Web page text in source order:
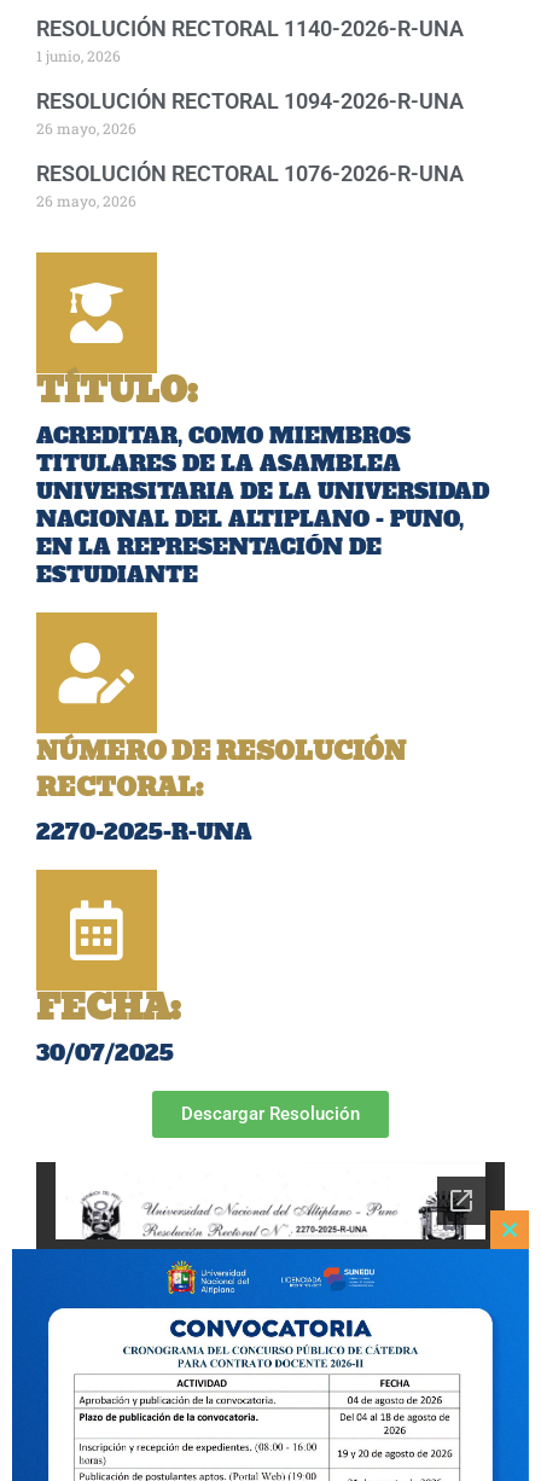
RESOLUCIÓN RECTORAL 1140-2026-R-UNA
1 junio, 2026
RESOLUCIÓN RECTORAL 1094-2026-R-UNA
26 mayo, 2026
RESOLUCIÓN RECTORAL 1076-2026-R-UNA
26 mayo, 2026
TÍTULO:
ACREDITAR, COMO MIEMBROS
TITULARES DE LA ASAMBLEA
UNIVERSITARIA DE LA UNIVERSIDAD
NACIONAL DEL ALTIPLANO - PUNO,
EN LA REPRESENTACIÓN DE
ESTUDIANTE
NÚMERO DE RESOLUCIÓN
RECTORAL:
2270-2025-R-UNA
FECHA:
30/07/2025
Descargar Resolución